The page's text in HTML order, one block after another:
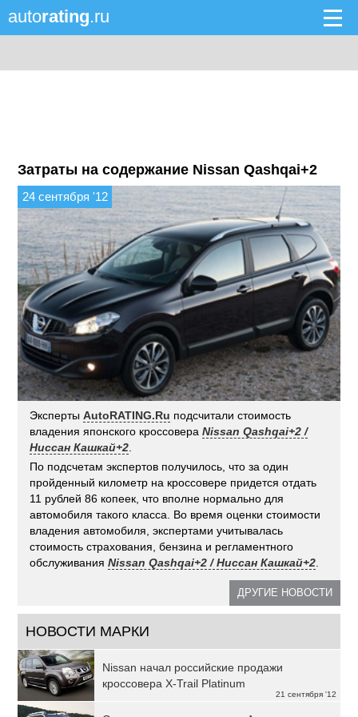
autorating.ru
Затраты на содержание Nissan Qashqai+2
24 сентября '12
ЭкспертыAutoRATING.Ru подсчитали стоимость
владения японского кроссовераNissan Qashqai+2 /
Ниссан Кашкай+2
По подсчетам экспертов получилось, что за один
пройденный километр на кроссовере придется отдать
11 рублей 86 копеек, что вполне нормально для
автомобиля такого класса. Во время оценки стоимости
владения автомобиля, экспертами учитывалась
стоимость страхования, бензина и регламентного
обслуживанияNissan Qashqai+2 / Ниссан Кашкай+2
ДРУГИЕ НОВОСТИ
НОВОСТИ МАРКИ
21 сентября '12
Nissan начал российские продажи
кроссовера X-Trail Platinum